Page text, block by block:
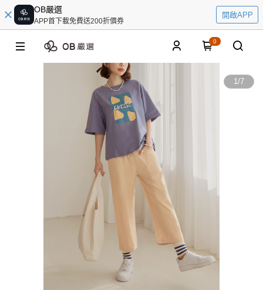
OB嚴選
APP首下載免費送200折價券
開啟APP
0
1/7